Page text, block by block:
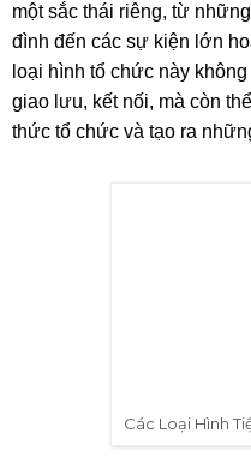
một sắc thái riêng, từ
đình đến các sự kiện lớn
loại hình tổ chức này
giao lưu, kết nối, mà còn
thức tổ chức và tạo ra